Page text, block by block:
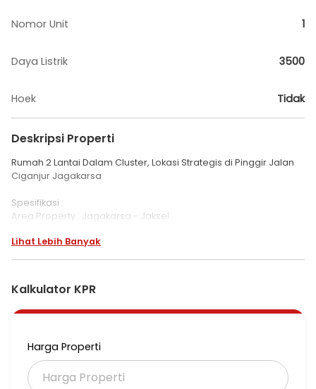
Nomor Unit 1
Daya Listrik 3500
Hoek Tidak
Deskripsi Properti
Rumah 2 Lantai Dalam Cluster, Lokasi Strategis di Pinggir Jalan
Ciganjur Jagakarsa
Spesifikasi :
Area Property : Jagakarsa - Jaksel
Luas Tanah : 104 m2
Kamar Mandi : 4
Carpot : 1 Mobil
Garasi : 1 Mobil
Hadap :Barat
Bangunan Th : 2022
Lihat Lebih Banyak
Kalkulator KPR
Harga Properti